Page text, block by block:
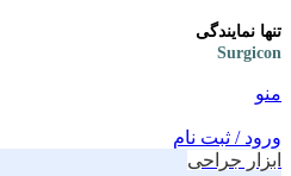
تنها نمایندگی
Surgicon
منو
ورود / ثبت نام
ابزار جراحی